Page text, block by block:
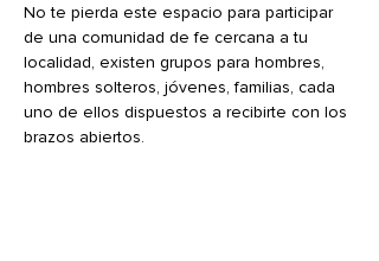
No te pierda este espacio para participar
de una comunidad de fe cercana a tu
localidad, existen grupos para hombres,
hombres solteros, jóvenes, familias, cada
uno de ellos dispuestos a recibirte con los
brazos abiertos.